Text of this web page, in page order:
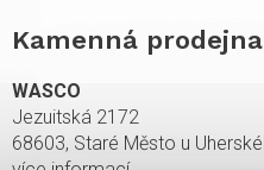
Kamenná prodejna
WASCO
Jezuitská 2172
68603, Staré Město u